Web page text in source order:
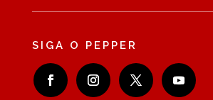
SIGA O PEPPER